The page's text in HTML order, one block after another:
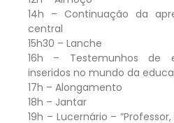
14h – Continuação da
central
15h30 – Lanche
16h – Testemunhos de
inseridos no mundo da
17h – Alongamento
18h – Jantar
19h – Lucernário –